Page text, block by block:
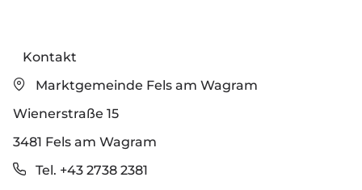
Kontakt
Marktgemeinde Fels am Wagram
Wienerstraße 15
3481 Fels am Wagram
Tel. +43 2738 2381